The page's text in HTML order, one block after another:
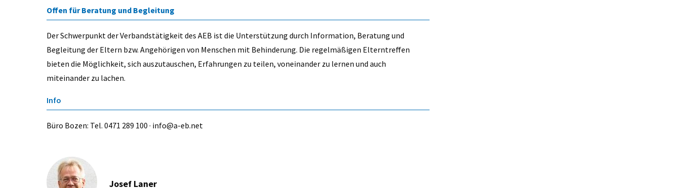
Offen für Beratung und Begleitung
Der Schwerpunkt der Verbandstätigkeit des AEB ist die Unterstützung durch Information, Beratung und
Begleitung der Eltern bzw. Angehörigen von Menschen mit Behinderung. Die regelmäßigen Elterntreffen
bieten die Möglichkeit, sich auszutauschen, Erfahrungen zu teilen, voneinander zu lernen und auch
miteinander zu lachen.
Info
Büro Bozen: Tel. 0471 289 100 · info@a-eb.net
Josef Laner